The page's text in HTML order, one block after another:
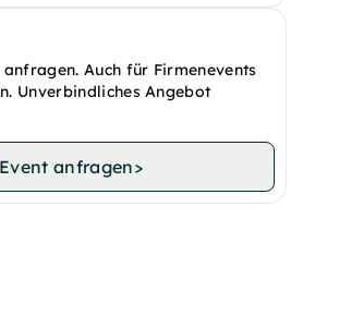
Auch für Firmenevents
Unverbindliches Angebot
Event anfragen>